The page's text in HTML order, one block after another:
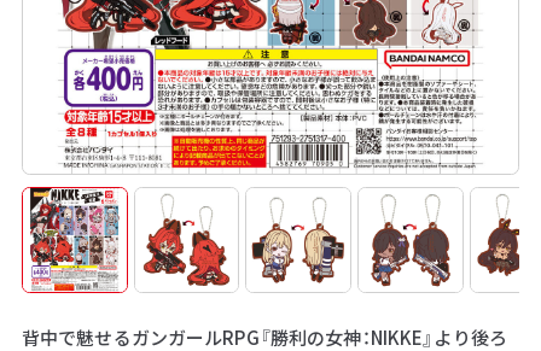
背中で魅せるガンガールRPG『勝利の女神：NIKKE』より後ろ